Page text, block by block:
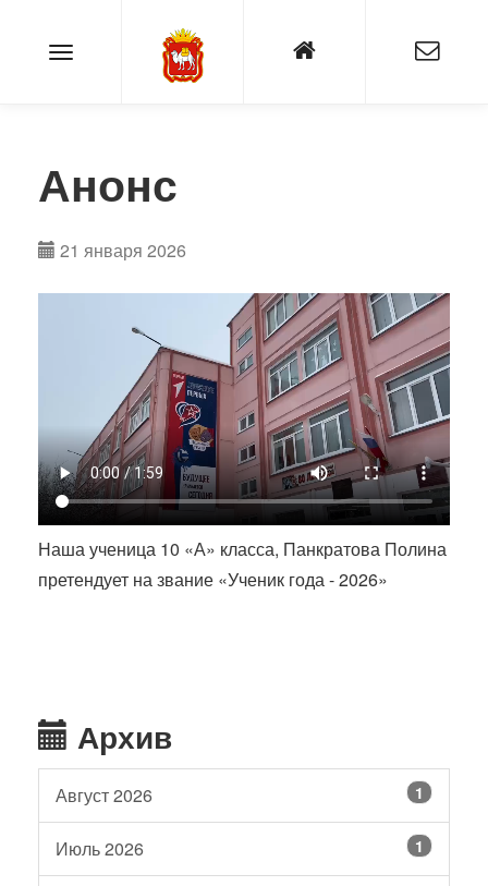
Анонс
21 января 2026
Наша ученица 10 «А» класса, Панкратова Полина
претендует на звание «Ученик года - 2026»
Архив
Август 2026 1
Июль 2026 1